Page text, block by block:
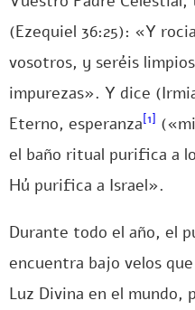
(Ezequiel 36:25): «Y
vosotros, y seréis
impurezas». Y dice
Eterno, esperanza[1]
el baño ritual purifica a
Hú purifica a Israel».
Durante todo el año, el
encuentra bajo velos
Luz Divina en el mundo,